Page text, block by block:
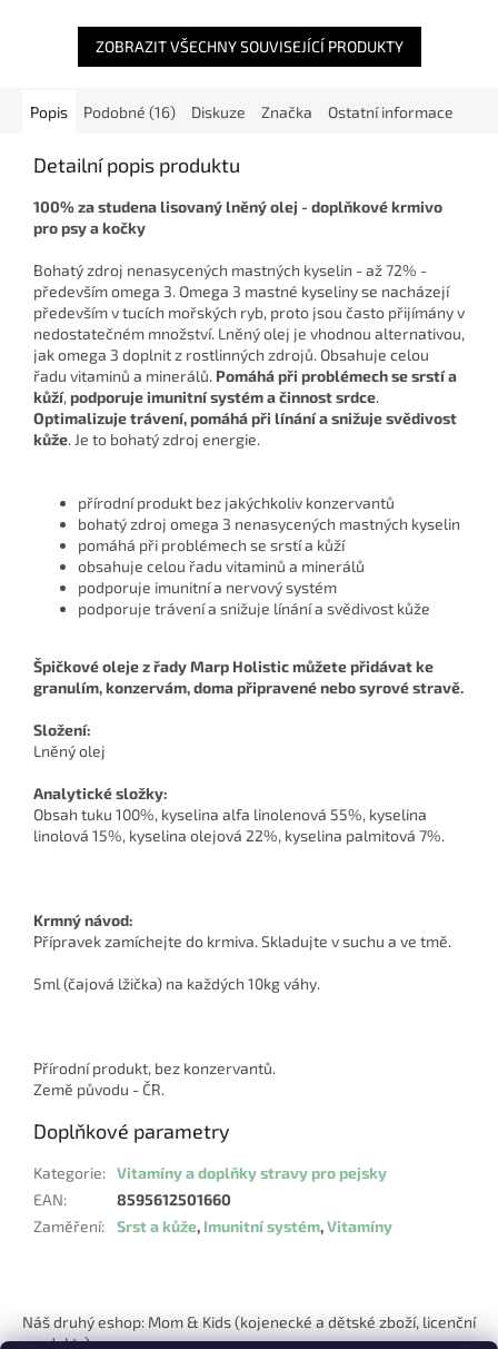
metabolismus...
optimálnímu...
ZOBRAZIT VŠECHNY SOUVISEJÍCÍ PRODUKTY
Popis Podobné (16) Diskuze Značka Ostatní informace
Detailní popis produktu
100% za studena lisovaný lněný olej - doplňkové krmivo
pro psy a kočky
Bohatý zdroj nenasycených mastných kyselin - až 72% -
především omega 3. Omega 3 mastné kyseliny se nacházejí
především v tucích mořských ryb, proto jsou často přijímány v
nedostatečném množství. Lněný olej je vhodnou alternativou,
jak omega 3 doplnit z rostlinných zdrojů. Obsahuje celou
řadu vitaminů a minerálů. Pomáhá při problémech se srstí a
kůží, podporuje imunitní systém a činnost srdce.
Optimalizuje trávení, pomáhá při línání a snižuje svědivost
kůže. Je to bohatý zdroj energie.
přírodní produkt bez jakýchkoliv konzervantů
bohatý zdroj omega 3 nenasycených mastných kyselin
pomáhá při problémech se srstí a kůží
obsahuje celou řadu vitaminů a minerálů
podporuje imunitní a nervový systém
podporuje trávení a snižuje línání a svědivost kůže
Špičkové oleje z řady Marp Holistic můžete přidávat ke
granulím, konzervám, doma připravené nebo syrové stravě.
Složení:
Lněný olej
Analytické složky:
Obsah tuku 100%, kyselina alfa linolenová 55%, kyselina
linolová 15%, kyselina olejová 22%, kyselina palmitová 7%.
Krmný návod:
Přípravek zamíchejte do krmiva. Skladujte v suchu a ve tmě.
5ml (čajová lžička) na každých 10kg váhy.
Přírodní produkt, bez konzervantů.
Země původu - ČR.
Doplňkové parametry
Kategorie: Vitamíny a doplňky stravy pro pejsky
EAN:
8595612501660
Zaměření: Srst a kůže, Imunitní systém,Vitamíny
p
Náš druhý eshop: Mom & Kids (kojenecké a dětské zboží, licenční
produkty)